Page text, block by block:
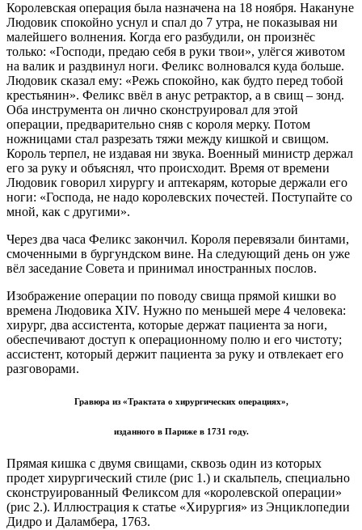
Королевская операция была назначена на 18 ноября. Накануне
Людовик спокойно уснул и спал до 7 утра, не показывая ни
малейшего волнения. Когда его разбудили, он произнёс
только: «Господи, предаю себя в руки твои», улёгся животом
на валик и раздвинул ноги. Феликс волновался куда больше.
Людовик сказал ему: «Режь спокойно, как будто перед тобой
крестьянин». Феликс ввёл в анус ретрактор, а в свищ – зонд.
Оба инструмента он лично сконструировал для этой
операции, предварительно сняв с короля мерку. Потом
ножницами стал разрезать тяжи между кишкой и свищом.
Король терпел, не издавая ни звука. Военный министр держал
его за руку и объяснял, что происходит. Время от времени
Людовик говорил хирургу и аптекарям, которые держали его
ноги: «Господа, не надо королевских почестей. Поступайте со
мной, как с другими».
Через два часа Феликс закончил. Короля перевязали бинтами,
смоченными в бургундском вине. На следующий день он уже
вёл заседание Совета и принимал иностранных послов.
Изображение операции по поводу свища прямой кишки во
времена Людовика XIV. Нужно по меньшей мере 4 человека:
хирург, два ассистента, которые держат пациента за ноги,
обеспечивают доступ к операционному полю и его чистоту;
ассистент, который держит пациента за руку и отвлекает его
разговорами.
Гравюра из «Трактата о хирургических операциях»,
изданного в Париже в 1731 году.
Прямая кишка с двумя свищами, сквозь один из которых
продет хирургический стиле (рис 1.) и скальпель, специально
сконструированный Феликсом для «королевской операции»
(рис 2.). Иллюстрация к статье «Хирургия» из Энциклопедии
Дидро и Даламбера, 1763.